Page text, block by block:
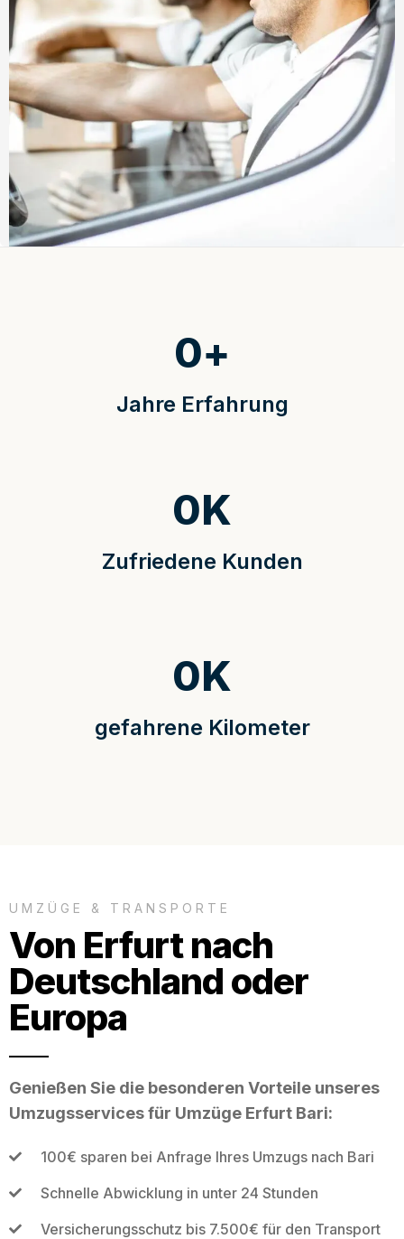
Jahre Erfahrung
0+
Zufriedene Kunden
0K
gefahrene Kilometer
0K
UMZÜGE & TRANSPORTE
Von Erfurt nach
Deutschland oder
Europa
Genießen Sie die besonderen Vorteile unseres
Umzugsservices für Umzüge Erfurt Bari:
100€ sparen bei Anfrage Ihres Umzugs nach Bari
Schnelle Abwicklung in unter 24 Stunden
Versicherungsschutz bis 7.500€ für den Transport